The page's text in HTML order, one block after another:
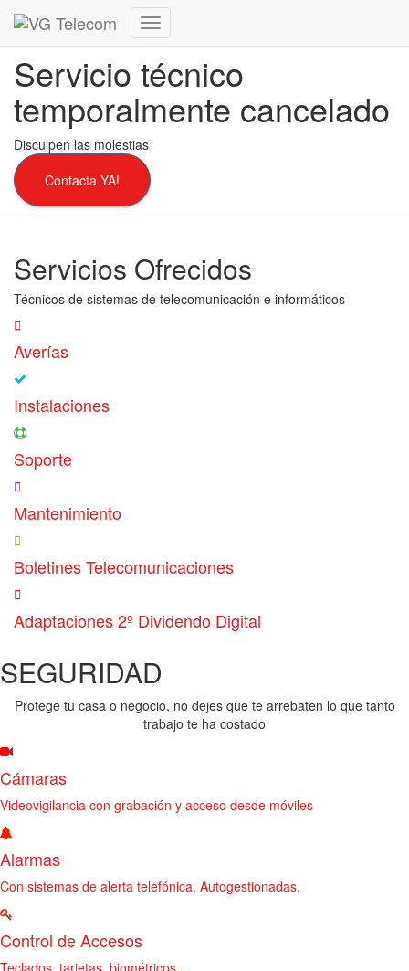
Cambiar
de
navegación
Servicio técnico
temporalmente cancelado
Disculpen las molestias
Contacta YA!
Servicios Ofrecidos
Técnicos de sistemas de telecomunicación e informáticos
Averías
Instalaciones
Soporte
Mantenimiento
Boletines Telecomunicaciones
Adaptaciones 2º Dividendo Digital
SEGURIDAD
Protege tu casa o negocio, no dejes que te arrebaten lo que tanto
trabajo te ha costado
Cámaras
Videovigilancia con grabación y acceso desde móviles
Alarmas
Con sistemas de alerta telefónica. Autogestionadas.
Control de Accesos
Teclados, tarjetas, biométricos...